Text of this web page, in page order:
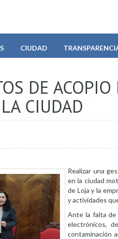
CIUDAD
DE ACOPIO
CIUDAD
Realizar una
en la ciudad
de Loja y la
y actividades
Ante la falta de
electrónicos,
contaminación